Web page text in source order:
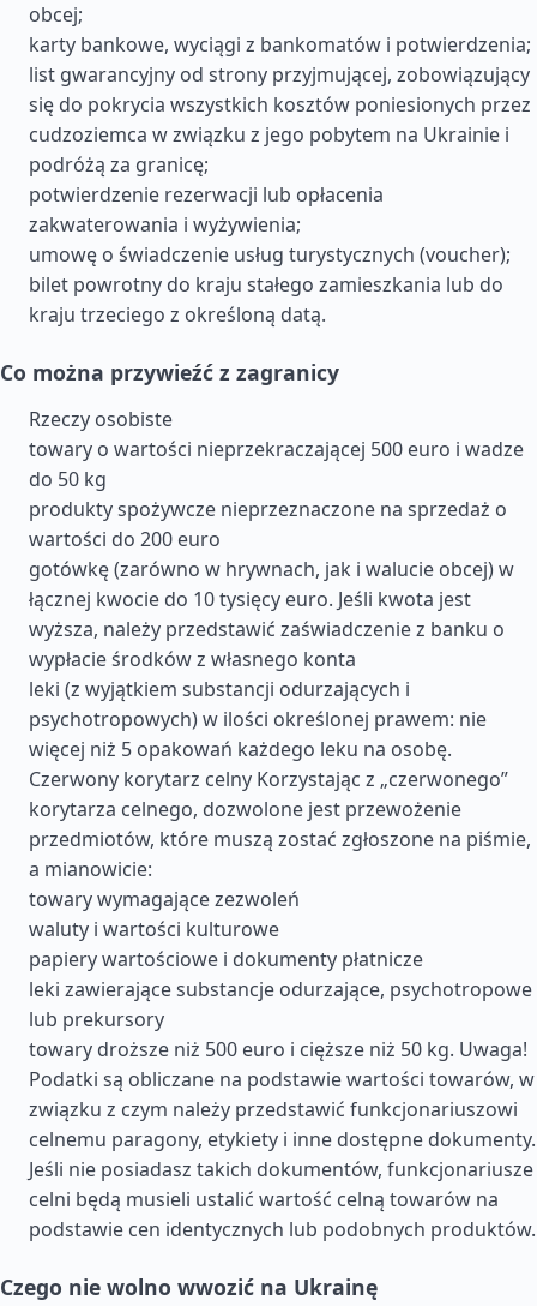
obcej;
karty bankowe, wyciągi z bankomatów i potwierdzenia;
list gwarancyjny od strony przyjmującej, zobowiązujący
się do pokrycia wszystkich kosztów poniesionych przez
cudzoziemca w związku z jego pobytem na Ukrainie i
podróżą za granicę;
potwierdzenie rezerwacji lub opłacenia
zakwaterowania i wyżywienia;
umowę o świadczenie usług turystycznych (voucher);
bilet powrotny do kraju stałego zamieszkania lub do
kraju trzeciego z określoną datą.
Co można przywieźć z zagranicy
Rzeczy osobiste
towary o wartości nieprzekraczającej 500 euro i wadze
do 50 kg
produkty spożywcze nieprzeznaczone na sprzedaż o
wartości do 200 euro
gotówkę (zarówno w hrywnach, jak i walucie obcej) w
łącznej kwocie do 10 tysięcy euro. Jeśli kwota jest
wyższa, należy przedstawić zaświadczenie z banku o
wypłacie środków z własnego konta
leki (z wyjątkiem substancji odurzających i
psychotropowych) w ilości określonej prawem: nie
więcej niż 5 opakowań każdego leku na osobę.
Czerwony korytarz celny Korzystając z „czerwonego”
korytarza celnego, dozwolone jest przewożenie
przedmiotów, które muszą zostać zgłoszone na piśmie,
a mianowicie:
towary wymagające zezwoleń
waluty i wartości kulturowe
papiery wartościowe i dokumenty płatnicze
leki zawierające substancje odurzające, psychotropowe
lub prekursory
towary droższe niż 500 euro i cięższe niż 50 kg. Uwaga!
Podatki są obliczane na podstawie wartości towarów, w
związku z czym należy przedstawić funkcjonariuszowi
celnemu paragony, etykiety i inne dostępne dokumenty.
Jeśli nie posiadasz takich dokumentów, funkcjonariusze
celni będą musieli ustalić wartość celną towarów na
podstawie cen identycznych lub podobnych produktów.
Czego nie wolno wwozić na Ukrainę